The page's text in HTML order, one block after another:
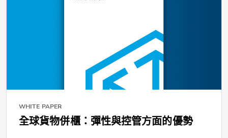
WHITE PAPER
全球貨物併櫃：彈性與控管方面的優勢